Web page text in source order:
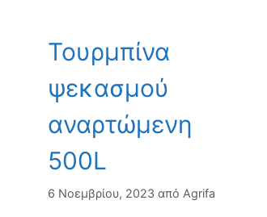
Τουρμπίνα
ψεκασμού
αναρτώμενη
500L
6 Νοεμβρίου, 2023 από Agrifa